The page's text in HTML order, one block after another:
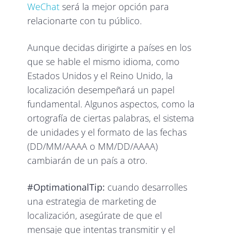
WeChat será la mejor opción para
relacionarte con tu público.
Aunque decidas dirigirte a países en los
que se hable el mismo idioma, como
Estados Unidos y el Reino Unido, la
localización desempeñará un papel
fundamental. Algunos aspectos, como la
ortografía de ciertas palabras, el sistema
de unidades y el formato de las fechas
(DD/MM/AAAA o MM/DD/AAAA)
cambiarán de un país a otro.
#OptimationalTip: cuando desarrolles
una estrategia de marketing de
localización, asegúrate de que el
mensaje que intentas transmitir y el